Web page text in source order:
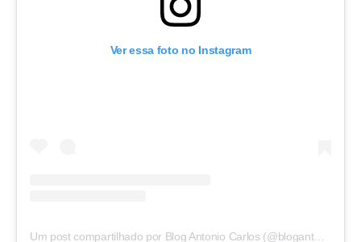
Ver essa foto no Instagram
Um post compartilhado por Blog Antonio Carlos (@blogantoniocarlos)